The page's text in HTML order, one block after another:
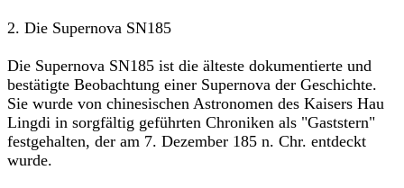
2. Die Supernova SN185
Die Supernova SN185 ist die älteste dokumentierte und
bestätigte Beobachtung einer Supernova der Geschichte.
Sie wurde von chinesischen Astronomen des Kaisers Hau
Lingdi in sorgfältig geführten Chroniken als "Gaststern"
festgehalten, der am 7. Dezember 185 n. Chr. entdeckt
wurde.